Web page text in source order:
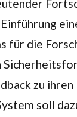
für die
zu
soll